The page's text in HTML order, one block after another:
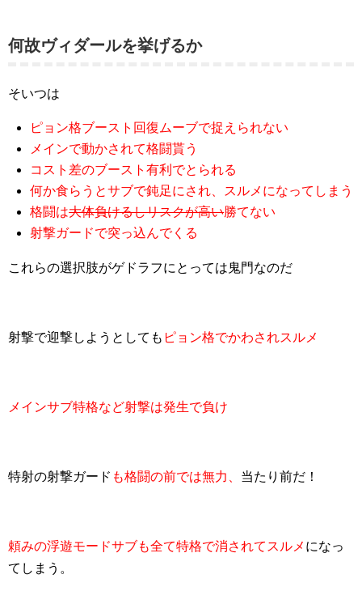
何故ヴィダールを挙げるか
そいつは
ピョン格ブースト回復ムーブで捉えられない
メインで動かされて格闘貰う
コスト差のブースト有利でとられる
何か食らうとサブで鈍足にされ、スルメになってしまう
格闘は大体負けるしリスクが高い勝てない
射撃ガードで突っ込んでくる
これらの選択肢がゲドラフにとっては鬼門なのだ
射撃で迎撃しようとしても ピョン格でかわされスルメ
メインサブ特格など射撃は発生で負け
特射の射撃ガード も格闘の前では無力、 当たり前だ！
頼みの浮遊モードサブも全て特格で消されてスルメ になっ
てしまう。